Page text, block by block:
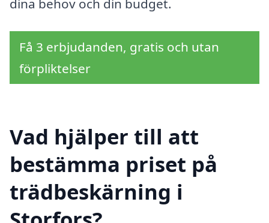
dina behov och din budget.
Få 3 erbjudanden, gratis och utan
förpliktelser
Vad hjälper till att
bestämma priset på
trädbeskärning i